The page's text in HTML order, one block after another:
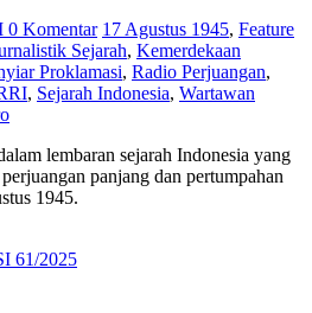
0 Komentar 17 Agustus 1945, Feature
Sejarah, Kemerdekaan
Proklamasi, Radio Perjuangan,
, Sejarah Indonesia, Wartawan
lembaran sejarah Indonesia yang
panjang dan pertumpahan
1945.